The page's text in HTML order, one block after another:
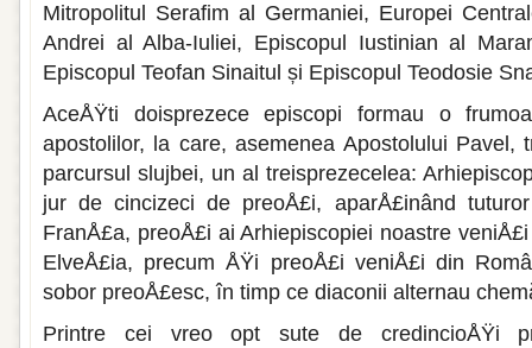
Mitropolitul Serafim al Germaniei, Europei
Andrei al Alba-Iuliei, Episcopul Iustinian al
Episcopul Teofan Sinaitul și Episcopul Teodosie
AceÅŸti doisprezece episcopi formau o
apostolilor, la care, asemenea Apostolului Pavel,
parcursul slujbei, un al treisprezecelea:
jur de cincizeci de preoÅ£i, aparÅ£inând
FranÅ£a, preoÅ£i ai Arhiepiscopiei noastre
ElveÅ£ia, precum ÅŸi preoÅ£i veniÅ£i din
sobor preoÅ£esc, în timp ce diaconii alternau
Printre cei vreo opt sute de credincioÅŸi